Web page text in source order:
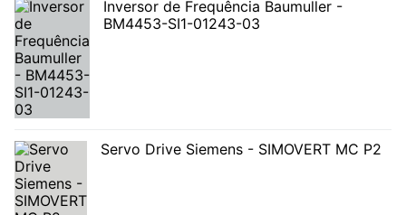
Inversor de Frequência Baumuller -
BM4453-SI1-01243-03
Servo Drive Siemens - SIMOVERT MC P2